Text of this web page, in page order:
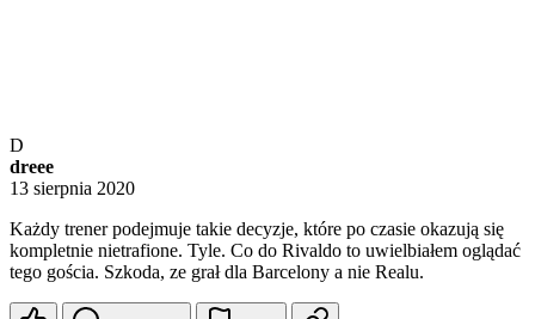
D
dreee
13 sierpnia 2020
Każdy trener podejmuje takie decyzje, które po czasie okazują się
kompletnie nietrafione. Tyle. Co do Rivaldo to uwielbiałem oglądać
tego gościa. Szkoda, ze grał dla Barcelony a nie Realu.